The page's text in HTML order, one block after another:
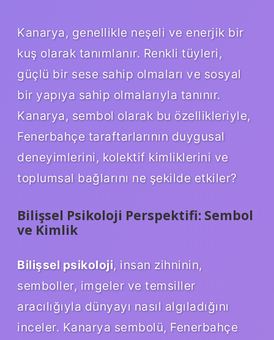
Kanarya, genellikle neşeli ve enerjik bir
kuş olarak tanımlanır. Renkli tüyleri,
güçlü bir sese sahip olmaları ve sosyal
bir yapıya sahip olmalarıyla tanınır.
Kanarya, sembol olarak bu özellikleriyle,
Fenerbahçe taraftarlarının duygusal
deneyimlerini, kolektif kimliklerini ve
toplumsal bağlarını ne şekilde etkiler?
Bilişsel Psikoloji Perspektifi: Sembol
ve Kimlik
Bilişsel psikoloji, insan zihninin,
semboller, imgeler ve temsiller
aracılığıyla dünyayı nasıl algıladığını
inceler. Kanarya sembolü, Fenerbahçe